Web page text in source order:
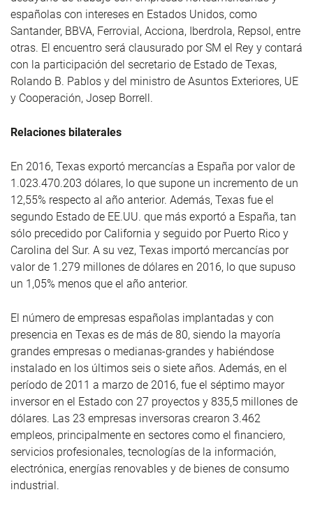
españolas con intereses en Estados Unidos, como
Santander, BBVA, Ferrovial, Acciona, Iberdrola, Repsol, entre
otras. El encuentro será clausurado por SM el Rey y contará
con la participación del secretario de Estado de Texas,
Rolando B. Pablos y del ministro de Asuntos Exteriores, UE
y Cooperación, Josep Borrell.
Relaciones bilaterales
En 2016, Texas exportó mercancías a España por valor de
1.023.470.203 dólares, lo que supone un incremento de un
12,55% respecto al año anterior. Además, Texas fue el
segundo Estado de EE.UU. que más exportó a España, tan
sólo precedido por California y seguido por Puerto Rico y
Carolina del Sur. A su vez, Texas importó mercancías por
valor de 1.279 millones de dólares en 2016, lo que supuso
un 1,05% menos que el año anterior.
El número de empresas españolas implantadas y con
presencia en Texas es de más de 80, siendo la mayoría
grandes empresas o medianas-grandes y habiéndose
instalado en los últimos seis o siete años. Además, en el
período de 2011 a marzo de 2016, fue el séptimo mayor
inversor en el Estado con 27 proyectos y 835,5 millones de
dólares. Las 23 empresas inversoras crearon 3.462
empleos, principalmente en sectores como el financiero,
servicios profesionales, tecnologías de la información,
electrónica, energías renovables y de bienes de consumo
industrial.